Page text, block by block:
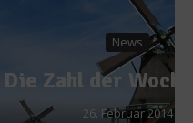
– 218
2014